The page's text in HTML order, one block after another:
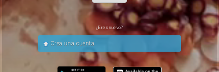
¿Eres nuevo?
Crea una cuenta